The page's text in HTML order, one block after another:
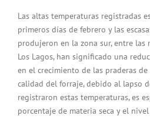
Las altas temperaturas registradas
primeros días de febrero y las
produjeron en la zona sur, entre las
Los Lagos, han significado una
en el crecimiento de las praderas
calidad del forraje, debido al lapso
registraron estas temperaturas, es
porcentaje de materia seca y el